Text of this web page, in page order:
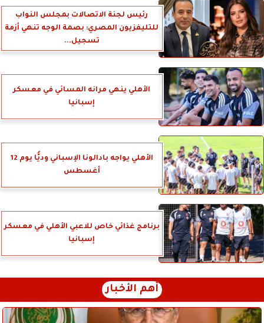
رئيس لجنة الاتصالات بمجلس النواب
للتليفزيون المصري: بصمة الوجه تنهي أزمة
تسجيل...
الأهلي ينهي مرانه المسائي في معسكر
إسبانيا
الأهلي يواجه بادالونا الإسباني وديًّا يوم 12
أغسطس
برنامج غذائي خاص للاعبي الأهلي في معسكر
إسبانيا
أهم الأخبار